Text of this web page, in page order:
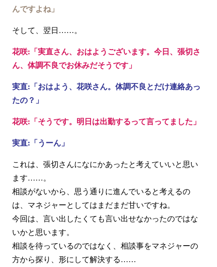
んですよね」
そして、翌日……。
花咲:「実直さん、おはようございます。今日、張切さ
ん、体調不良でお休みだそうです」
実直:「おはよう、花咲さん。体調不良とだけ連絡あっ
たの？」
花咲:「そうです。明日は出勤するって言ってました」
実直:「うーん」
これは、張切さんになにかあったと考えていいと思い
ます……。
相談がないから、思う通りに進んでいると考えるの
は、マネジャーとしてはまだまだ甘いですね。
今回は、言い出したくても言い出せなかったのではな
いかと思います。
相談を待っているのではなく、相談事をマネジャーの
方から探り、形にして解決する……